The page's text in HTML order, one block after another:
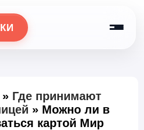
» Где принимают
» Можно ли в
картой Мир